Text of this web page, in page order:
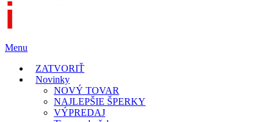
Menu
ZATVORIŤ
Novinky
NOVÝ TOVAR
NAJLEPŠIE ŠPERKY
VÝPREDAJ